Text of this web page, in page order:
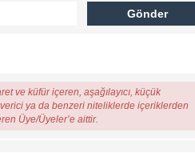
ve küfür içeren, aşağılayıcı, küçük
ya da benzeri niteliklerde içeriklerden
Üye/Üyeler’e aittir.